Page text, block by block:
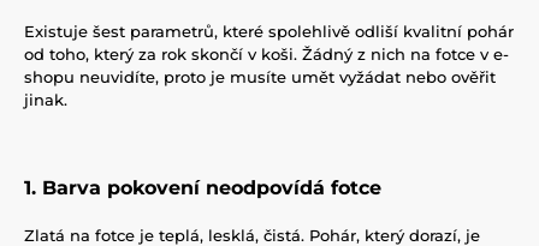
Existuje šest parametrů, které spolehlivě odliší kvalitní pohár
od toho, který za rok skončí v koši. Žádný z nich na fotce v e-
shopu neuvidíte, proto je musíte umět vyžádat nebo ověřit
jinak.
1. Barva pokovení neodpovídá fotce
Zlatá na fotce je teplá, lesklá, čistá. Pohár, který dorazí, je